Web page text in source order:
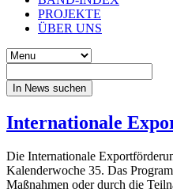
PROJEKTE
ÜBER UNS
In News suchen
Internationale
Die Internationale
Kalenderwoche 35. Das
Maßnahmen oder durch die